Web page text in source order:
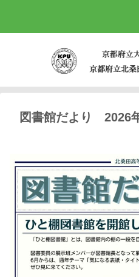
図書館だより 2026